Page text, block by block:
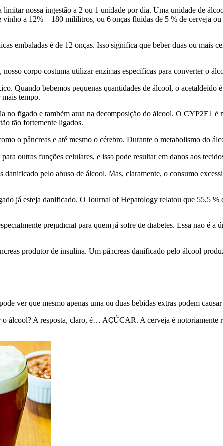
nossa ingestão a 2 ou 1 unidade por dia. Uma unidade de
a 12% – 180 mililitros, ou 6 onças fluidas de 5 % de cerveja
embaladas é de 12 onças. Isso significa que beber duas ou mais
nosso corpo costuma utilizar enzimas específicas para converter o
Quando bebemos pequenas quantidades de álcool, o acetaldeído
tempo.
no fígado e também atua na decomposição do álcool. O CYP2E1 é
tão fortemente ligados.
o pâncreas e até mesmo o cérebro. Durante o metabolismo do
outras funções celulares, e isso pode resultar em danos aos
danificado pelo abuso de álcool. Mas, claramente, o consumo
já esteja danificado. O Journal of Hepatology relatou que 55,5 %
prejudicial para quem já sofre de diabetes. Essa não é a
produtor de insulina. Um pâncreas danificado pelo álcool
ver que mesmo apenas uma ou duas bebidas extras podem
o álcool? A resposta, claro, é… AÇÚCAR. A cerveja é notoriamente